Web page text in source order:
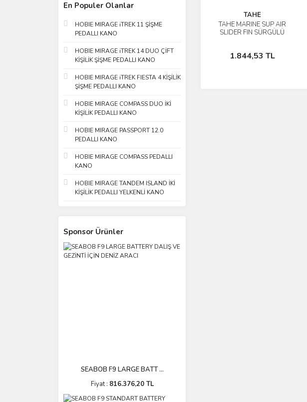
En Populer Olanlar
HOBIE MIRAGE iTREK 11 ŞİŞME
PEDALLI KANO
HOBIE MIRAGE iTREK 14 DUO ÇİFT
KİŞİLİK ŞİŞME PEDALLI KANO
HOBIE MIRAGE iTREK FIESTA 4 KİŞİLİK
ŞİŞME PEDALLI KANO
HOBIE MIRAGE COMPASS DUO İKİ
KİŞİLİK PEDALLI KANO
HOBIE MIRAGE PASSPORT 12.0
PEDALLI KANO
HOBIE MIRAGE COMPASS PEDALLI
KANO
HOBIE MIRAGE TANDEM ISLAND İKİ
KİŞİLİK PEDALLI YELKENLİ KANO
Sponsor Ürünler
SEABOB F9 LARGE BATT ...
Fiyat : 816.376,20 TL
TAHE
TAHE MARINE SUP AIR
SLIDER FIN SÜRGÜLÜ
1.844,53 TL
İncele
Sepete Ekle